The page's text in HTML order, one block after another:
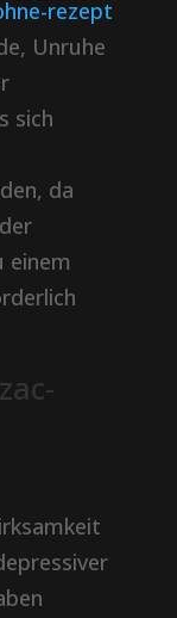
rezept
Unruhe
sich
da
einem